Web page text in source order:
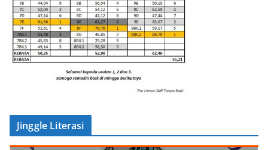
Jinggle Literasi